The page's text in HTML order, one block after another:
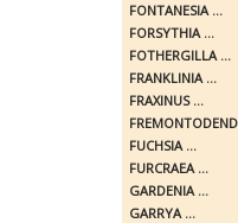
FONTANESIA ...
FORSYTHIA ...
FOTHERGILLA ...
FRANKLINIA ...
FRAXINUS ...
FUCHSIA ...
FURCRAEA ...
GARDENIA ...
GARRYA ...